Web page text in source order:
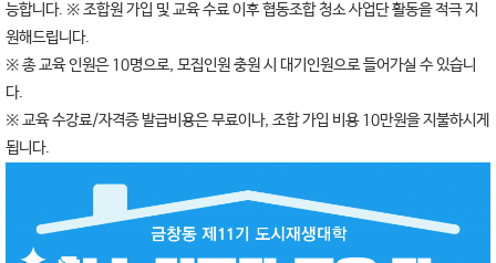
능합니다. ※ 조합원 가입 및 교육 수료 이후 협동조합 청소 사업단 활동을 적극 지
원해드립니다.
※ 총 교육 인원은 10명으로, 모집인원 충원 시 대기인원으로 들어가실 수 있습니
다.
※ 교육 수강료/자격증 발급비용은 무료이나, 조합 가입 비용 10만원을 지불하시게
됩니다.